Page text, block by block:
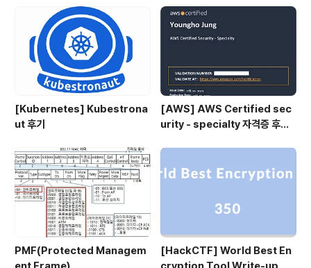
얼마안된 사람이라면 풀어봄직하다! ( 물론 그렇다고 나의
코드가 깔끔하거나 대단한건아니다...ㅎㅎ ) 1 2 3 4 5 6 7
8 9 10 11 12 13 14 15 16 17 1..
[Kubernetes] Kubestrona
ut 후기
[AWS] AWS Certified sec
urity - specialty 자격증 후기
PMF(Protected Managem
[HackCTF] World Best En